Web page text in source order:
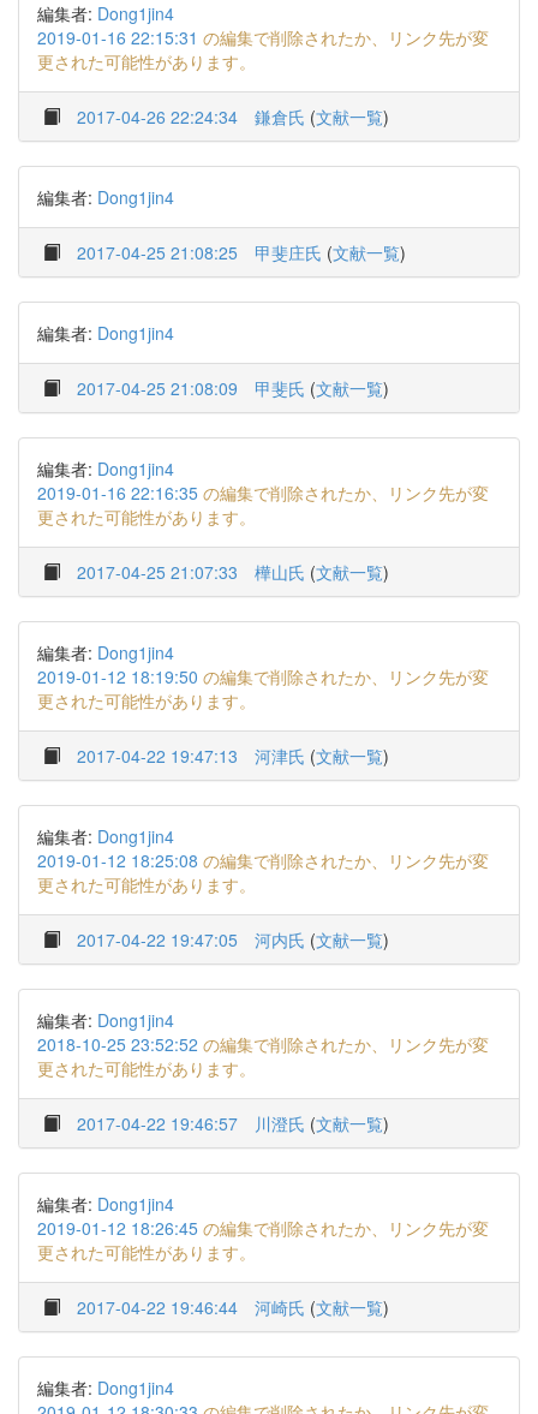
編集者: Dong1jin4
2019-01-16 22:15:31 の編集で削除されたか、リンク先が変
更された可能性があります。
2017-04-26 22:24:34 鎌倉氏 (文献一覧)
編集者: Dong1jin4
2017-04-25 21:08:25 甲斐庄氏 (文献一覧)
編集者: Dong1jin4
2017-04-25 21:08:09 甲斐氏 (文献一覧)
編集者: Dong1jin4
2019-01-16 22:16:35 の編集で削除されたか、リンク先が変
更された可能性があります。
2017-04-25 21:07:33 樺山氏 (文献一覧)
編集者: Dong1jin4
2019-01-12 18:19:50 の編集で削除されたか、リンク先が変
更された可能性があります。
2017-04-22 19:47:13 河津氏 (文献一覧)
編集者: Dong1jin4
2019-01-12 18:25:08 の編集で削除されたか、リンク先が変
更された可能性があります。
2017-04-22 19:47:05 河内氏 (文献一覧)
編集者: Dong1jin4
2018-10-25 23:52:52 の編集で削除されたか、リンク先が変
更された可能性があります。
2017-04-22 19:46:57 川澄氏 (文献一覧)
編集者: Dong1jin4
2019-01-12 18:26:45 の編集で削除されたか、リンク先が変
更された可能性があります。
2017-04-22 19:46:44 河崎氏 (文献一覧)
編集者: Dong1jin4